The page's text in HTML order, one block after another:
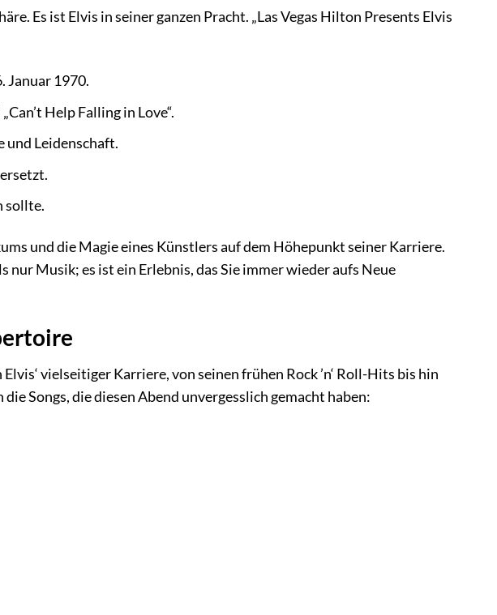
Es ist Elvis in seiner ganzen Pracht. „Las Vegas Hilton Presents Elvis
Januar 1970.
Help Falling in Love“.
und Leidenschaft.
sollte.
und die Magie eines Künstlers auf dem Höhepunkt seiner Karriere.
nur Musik; es ist ein Erlebnis, das Sie immer wieder aufs Neue
vielseitiger Karriere, von seinen frühen Rock ’n‘ Roll-Hits bis hin
Songs, die diesen Abend unvergesslich gemacht haben: